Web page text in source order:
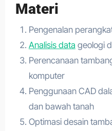
Materi
Pengenalan
Analisis data geologi
Perencanaan
komputer
Penggunaan CAD
dan bawah tanah
Optimasi desain